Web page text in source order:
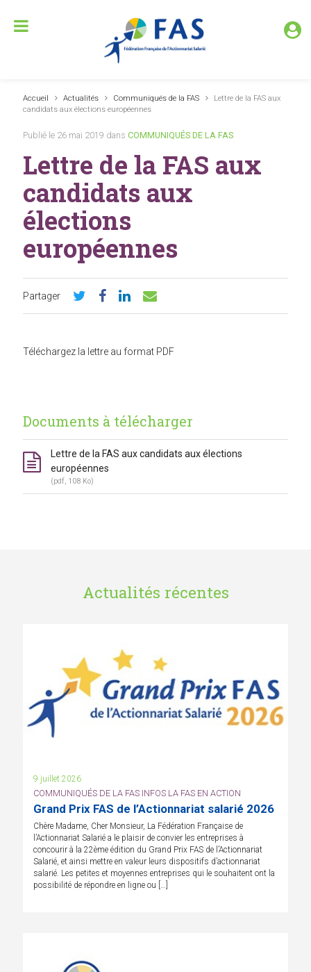
Accueil Actualités Communiqués de la FAS
Lettre de la FAS aux
candidats aux élections européennes
Publié le 26 mai 2019 dans COMMUNIQUÉS DE LA FAS
Lettre de la FAS aux
candidats aux
élections
européennes
Partager
Téléchargez la lettre au format PDF
Documents à télécharger
Lettre de la FAS aux candidats aux élections
européennes
(pdf, 108 Ko)
Actualités récentes
9 juillet 2026
COMMUNIQUÉS DE LA FAS INFOS LA FAS EN ACTION
Grand Prix FAS de l’Actionnariat salarié 2026
Chère Madame, Cher Monsieur, La Fédération Française de
l’Actionnariat Salarié a le plaisir de convier les entreprises à
concourir à la 22ème édition du Grand Prix FAS de l’Actionnariat
Salarié, et ainsi mettre en valeur leurs dispositifs d’actionnariat
salarié. Les petites et moyennes entreprises qui le souhaitent ont la
possibilité de répondre en ligne ou […]